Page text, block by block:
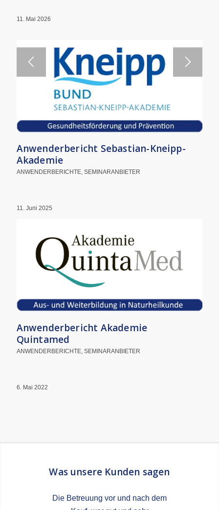
11. Mai 2026
Anwenderbericht Sebastian-Kneipp-
Akademie
ANWENDERBERICHTE, SEMINARANBIETER
11. Juni 2025
Anwenderbericht Akademie
Quintamed
ANWENDERBERICHTE, SEMINARANBIETER
6. Mai 2022
Was unsere Kunden sagen
Die Betreuung vor und nach dem